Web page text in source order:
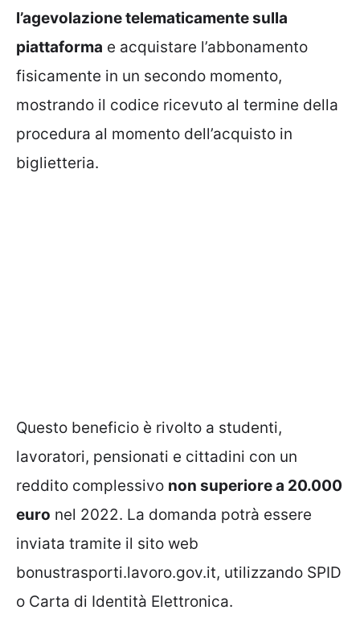
l’agevolazione telematicamente sulla
piattaforma e acquistare l’abbonamento
fisicamente in un secondo momento,
mostrando il codice ricevuto al termine della
procedura al momento dell’acquisto in
biglietteria.
Questo beneficio è rivolto a studenti,
lavoratori, pensionati e cittadini con un
reddito complessivo non superiore a 20.000
euro nel 2022. La domanda potrà essere
inviata tramite il sito web
bonustrasporti.lavoro.gov.it, utilizzando SPID
o Carta di Identità Elettronica.